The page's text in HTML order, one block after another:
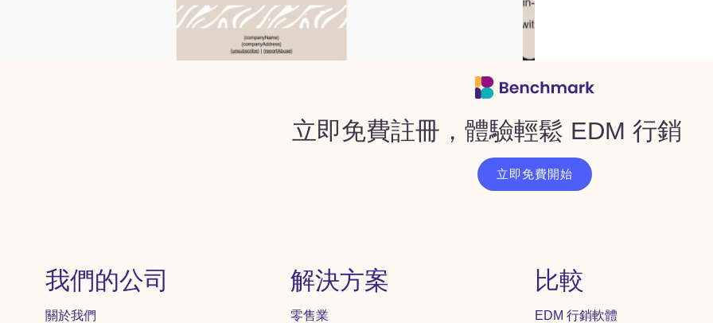
立即免費註冊，體驗輕鬆 EDM 行銷
立即免費開始
我們的公司
關於我們
解決方案
零售業
比較
EDM 行銷軟體